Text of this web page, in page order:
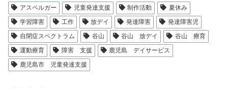
アスペルガー
児童発達支援 制作活動
夏休み
学習障害
工作 放デイ 発達障害
発達障害児
自閉症スペクトラム
谷山 谷山 放デイ
谷山 療育
運動療育
障害 支援
鹿児島 デイサービス
鹿児島市 児童発達支援